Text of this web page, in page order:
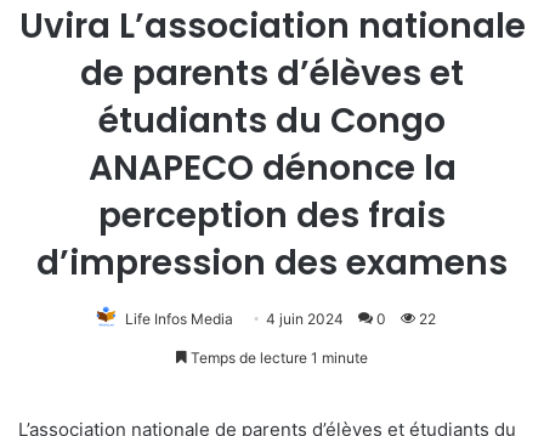
Uvira L’association nationale
de parents d’élèves et
étudiants du Congo
ANAPECO dénonce la
perception des frais
d’impression des examens
Life Infos Media 4 juin 2024 0 22
Temps de lecture 1 minute
L’association nationale de parents d’élèves et étudiants du